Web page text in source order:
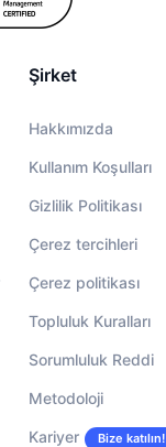
Şirket
Hakkımızda
Kullanım Koşulları
Gizlilik Politikası
Çerez tercihleri
Çerez politikası
Topluluk Kuralları
Sorumluluk Reddi
Metodoloji
Kariyer Bize katılın!